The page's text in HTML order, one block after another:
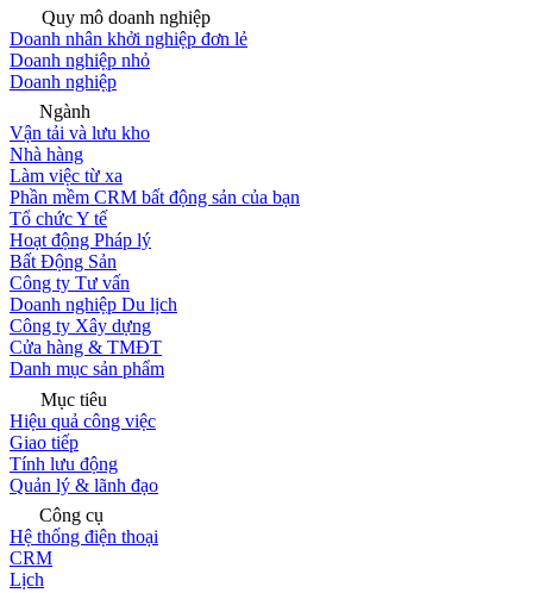
Quy mô doanh nghiệp
Doanh nhân khởi nghiệp đơn lẻ
Doanh nghiệp nhỏ
Doanh nghiệp
Ngành
Vận tải và lưu kho
Nhà hàng
Làm việc từ xa
Phần mềm CRM bất động sản của bạn
Tổ chức Y tế
Hoạt động Pháp lý
Bất Động Sản
Công ty Tư vấn
Doanh nghiệp Du lịch
Công ty Xây dựng
Cửa hàng & TMĐT
Danh mục sản phẩm
Mục tiêu
Hiệu quả công việc
Giao tiếp
Tính lưu động
Quản lý & lãnh đạo
Công cụ
Hệ thống điện thoại
CRM
Lịch